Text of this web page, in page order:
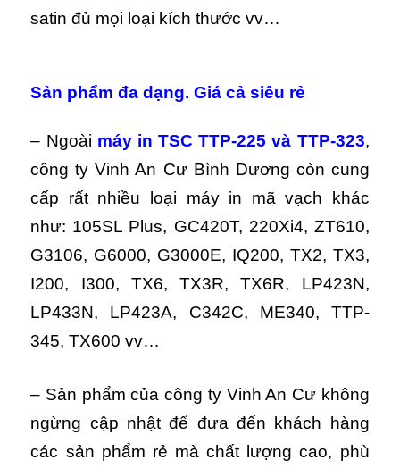
satin đủ mọi loại kích thước vv…
Sản phẩm đa dạng. Giá cả siêu rẻ
– Ngoài máy in TSC TTP-225 và TTP-323,
công ty Vinh An Cư Bình Dương còn cung
cấp rất nhiều loại máy in mã vạch khác
như: 105SL Plus, GC420T, 220Xi4, ZT610,
G3106, G6000, G3000E, IQ200, TX2, TX3,
I200, I300, TX6, TX3R, TX6R, LP423N,
LP433N, LP423A, C342C, ME340, TTP-
345, TX600 vv…
– Sản phẩm của công ty Vinh An Cư không
ngừng cập nhật để đưa đến khách hàng
các sản phẩm rẻ mà chất lượng cao, phù